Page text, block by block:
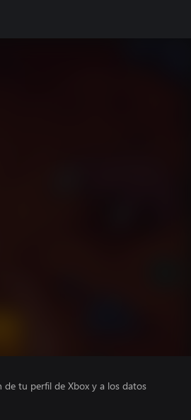
de tu perfil de Xbox y a los datos